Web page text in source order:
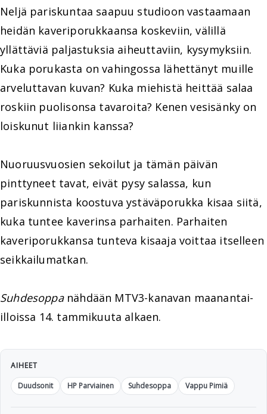
Neljä pariskuntaa saapuu studioon vastaamaan
heidän kaveriporukkaansa koskeviin, välillä
yllättäviä paljastuksia aiheuttaviin, kysymyksiin.
Kuka porukasta on vahingossa lähettänyt muille
arveluttavan kuvan? Kuka miehistä heittää salaa
roskiin puolisonsa tavaroita? Kenen vesisänky on
loiskunut liiankin kanssa?
Nuoruusvuosien sekoilut ja tämän päivän
pinttyneet tavat, eivät pysy salassa, kun
pariskunnista koostuva ystäväporukka kisaa siitä,
kuka tuntee kaverinsa parhaiten. Parhaiten
kaveriporukkansa tunteva kisaaja voittaa itselleen
seikkailumatkan.
Suhdesoppanähdään MTV3-kanavan maanantai-
illoissa 14. tammikuuta alkaen.
AIHEET
Duudsonit
HP Parviainen Suhdesoppa Vappu Pimiä